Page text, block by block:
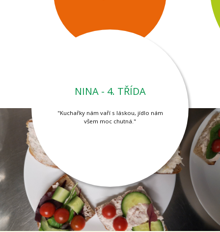
NINA - 4. TŘÍDA
"Kuchařky nám vaří s láskou, jídlo nám
všem moc chutná."